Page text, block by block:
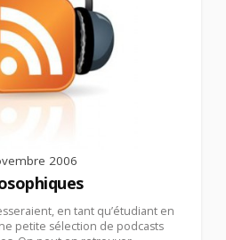
2006
en tant qu’étudiant en
petite sélection de podcasts